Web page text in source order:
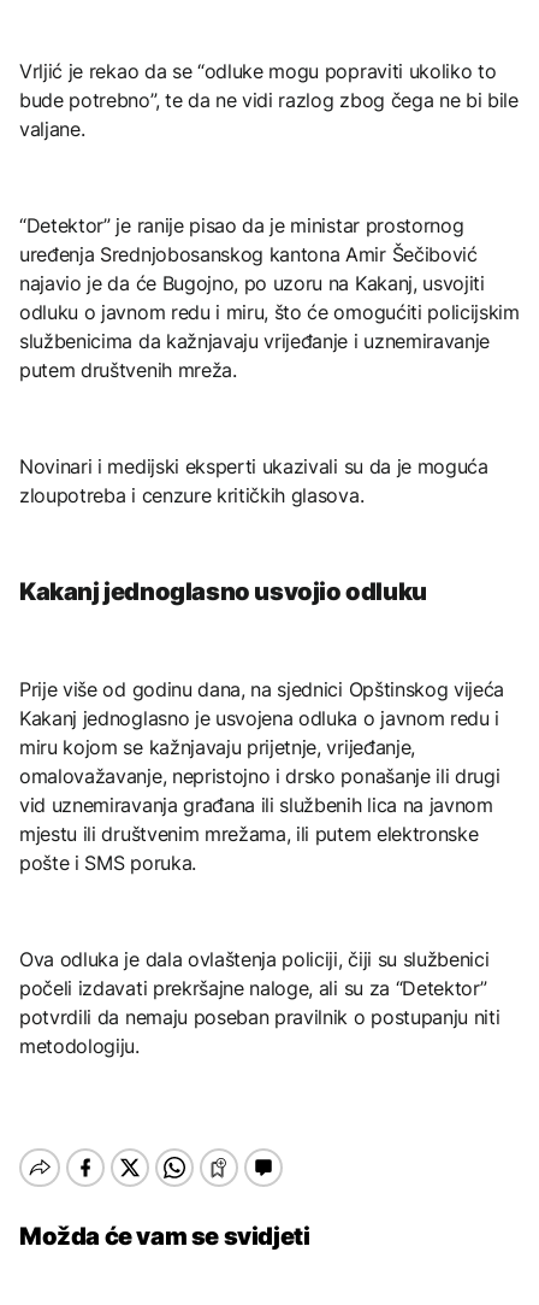
Vrljić je rekao da se “odluke mogu popraviti ukoliko to
bude potrebno”, te da ne vidi razlog zbog čega ne bi bile
valjane.
“Detektor” je ranije pisao da je ministar prostornog
uređenja Srednjobosanskog kantona Amir Šečibović
najavio je da će Bugojno, po uzoru na Kakanj, usvojiti
odluku o javnom redu i miru, što će omogućiti policijskim
službenicima da kažnjavaju vrijeđanje i uznemiravanje
putem društvenih mreža.
Novinari i medijski eksperti ukazivali su da je moguća
zloupotreba i cenzure kritičkih glasova.
Kakanj jednoglasno usvojio odluku
Prije više od godinu dana, na sjednici Opštinskog vijeća
Kakanj jednoglasno je usvojena odluka o javnom redu i
miru kojom se kažnjavaju prijetnje, vrijeđanje,
omalovažavanje, nepristojno i drsko ponašanje ili drugi
vid uznemiravanja građana ili službenih lica na javnom
mjestu ili društvenim mrežama, ili putem elektronske
pošte i SMS poruka.
Ova odluka je dala ovlaštenja policiji, čiji su službenici
počeli izdavati prekršajne naloge, ali su za “Detektor”
potvrdili da nemaju poseban pravilnik o postupanju niti
metodologiju.
Možda će vam se svidjeti